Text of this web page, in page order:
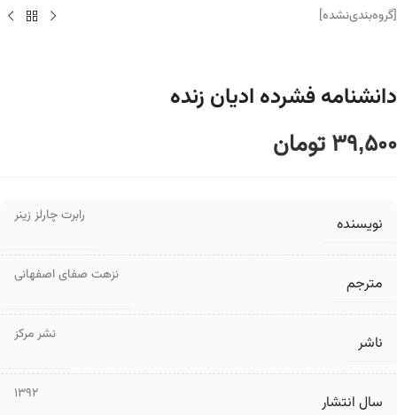
[گروه‌بندی‌نشده]
دانشنامه فشرده ادیان زنده
39,500تومان
نویسنده رابرت چارلز زینر
مترجم نزهت صفای اصفهانی
ناشر نشر مرکز
سال انتشار 1392